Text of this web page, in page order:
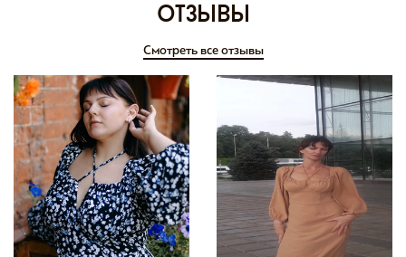
отзывы
Смотреть все отзывы